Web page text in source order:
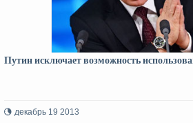
Путин исключает возможность
декабрь 19 2013